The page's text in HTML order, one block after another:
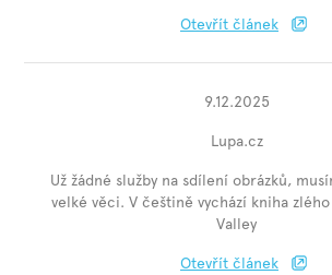
Otevřít článek
9.12.2025
Lupa.cz
Už žádné služby na sdílení obrázků,
velké věci. V češtině vychází kniha
Valley
Otevřít článek